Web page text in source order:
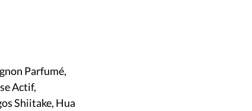
Parfumé,
Actif,
Shiitake, Hua